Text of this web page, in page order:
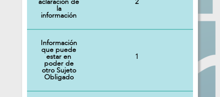
aclaración de
la
información
Información
que puede
estar en
poder de
otro Sujeto
Obligado
1